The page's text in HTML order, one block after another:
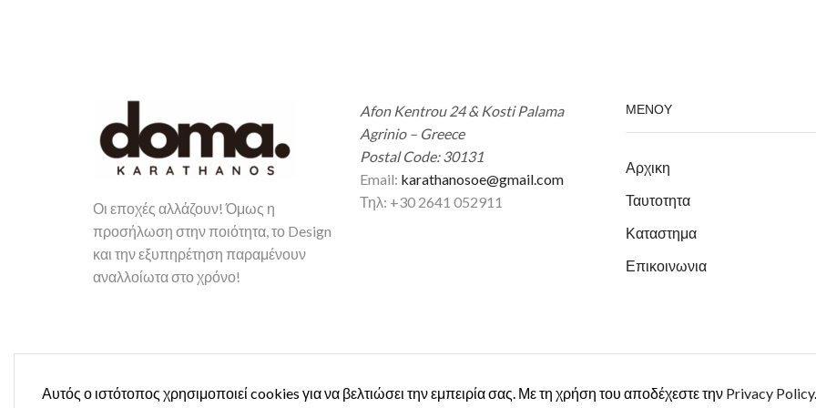
Οι εποχές αλλάζουν! Όμως η
προσήλωση στην ποιότητα, το Design
και την εξυπηρέτηση παραμένουν
αναλλοίωτα στο χρόνο!
Afon Kentrou 24 & Kosti Palama
Agrinio – Greece
Postal Code: 30131
Email: karathanosoe@gmail.com
Τηλ: +30 2641 052911
ΜΕΝΟΥ
Αρχικη
Ταυτοτητα
Καταστημα
Επικοινωνια
Αυτός ο ιστότοπος χρησιμοποιεί cookies για να βελτιώσει την εμπειρία σας. Με τη χρήση του αποδέχεστε την Privacy Policy.